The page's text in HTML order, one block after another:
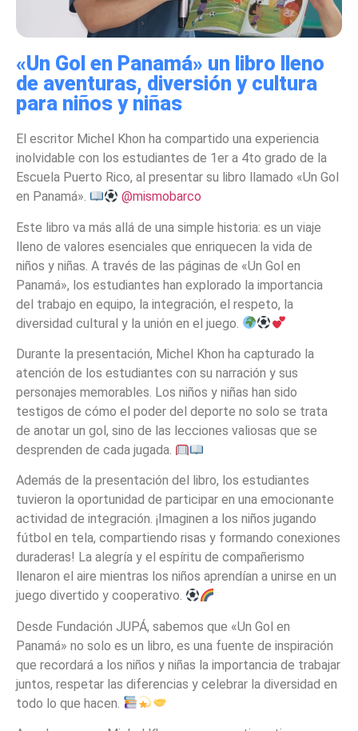
«Un Gol en Panamá» un libro lleno
de aventuras, diversión y cultura
para niños y niñas
El escritor Michel Khon ha compartido una experiencia
inolvidable con los estudiantes de 1er a 4to grado de la
Escuela Puerto Rico, al presentar su libro llamado «Un Gol
en Panamá».
@mismobarco
Este libro va más allá de una simple historia: es un viaje
lleno de valores esenciales que enriquecen la vida de
niños y niñas. A través de las páginas de «Un Gol en
Panamá», los estudiantes han explorado la importancia
del trabajo en equipo, la integración, el respeto, la
diversidad cultural y la unión en el juego.
Durante la presentación, Michel Khon ha capturado la
atención de los estudiantes con su narración y sus
personajes memorables. Los niños y niñas han sido
testigos de cómo el poder del deporte no solo se trata
de anotar un gol, sino de las lecciones valiosas que se
desprenden de cada jugada.
Además de la presentación del libro, los estudiantes
tuvieron la oportunidad de participar en una emocionante
actividad de integración. ¡Imaginen a los niños jugando
fútbol en tela, compartiendo risas y formando conexiones
duraderas! La alegría y el espíritu de compañerismo
llenaron el aire mientras los niños aprendían a unirse en un
juego divertido y cooperativo.
Desde Fundación JUPÁ, sabemos que «Un Gol en
Panamá» no solo es un libro, es una fuente de inspiración
que recordará a los niños y niñas la importancia de trabajar
juntos, respetar las diferencias y celebrar la diversidad en
todo lo que hacen.